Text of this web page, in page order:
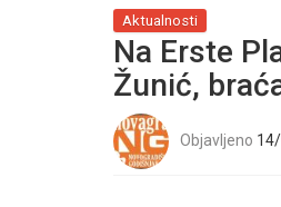
Aktualnosti
Na Erste
Žunić,
Objavljeno